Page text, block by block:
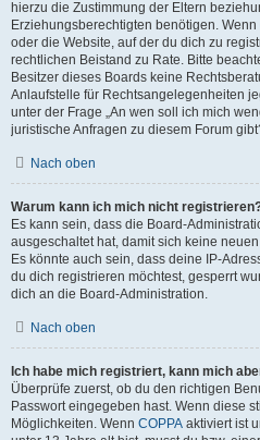
hierzu die Zustimmung der Eltern
Erziehungsberechtigten benötigen.
oder die Website, auf der du dich zu
rechtlichen Beistand zu Rate. Bitte
Besitzer dieses Boards keine
Anlaufstelle für Rechtsangelegenheiten
unter der Frage „An wen soll ich mich
juristische Anfragen zu diesem Forum
Nach oben
Warum kann ich mich nicht
Es kann sein, dass die Board-
ausgeschaltet hat, damit sich keine
Es könnte auch sein, dass deine IP-
du dich registrieren möchtest, gesperrt
dich an die Board-Administration.
Nach oben
Ich habe mich registriert, kann mich
Überprüfe zuerst, ob du den richtigen
Passwort eingegeben hast. Wenn diese
Möglichkeiten. Wenn COPPA aktiviert ist